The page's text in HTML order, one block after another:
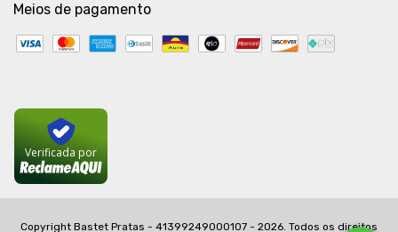
Meios de pagamento
Verificada por
Copyright Bastet Pratas - 41399249000107 - 2026. Todos os direitos